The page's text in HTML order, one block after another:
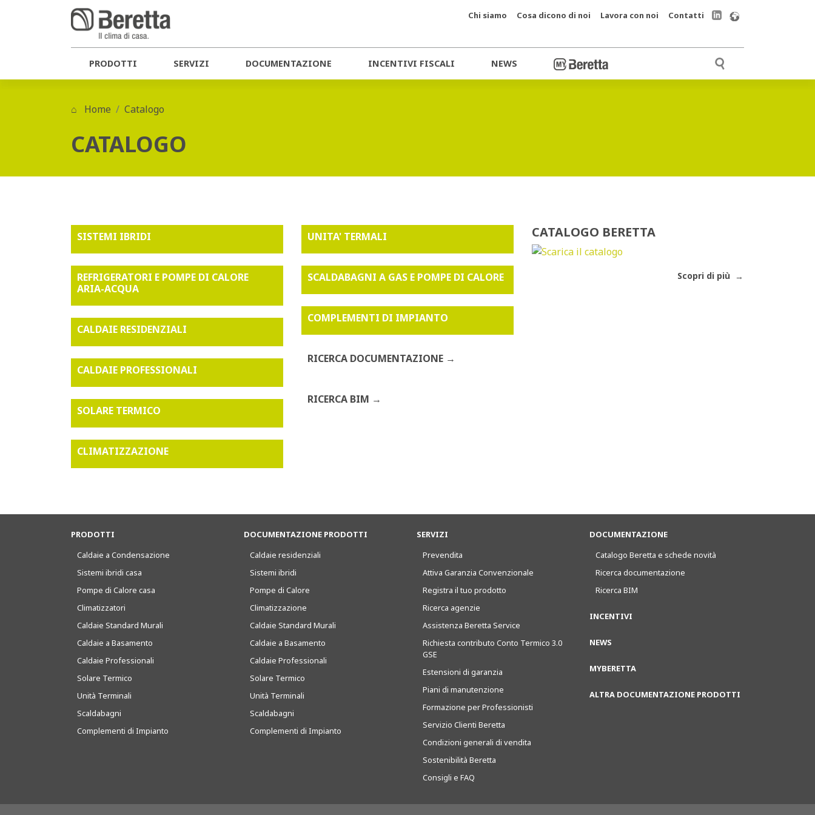
PRODOTTI SERVIZI DOCUMENTAZIONE INCENTIVI FISCALI NEWS
Chi siamo Cosa dicono di noi Lavora con noi Contatti
Home Catalogo
CATALOGO
SISTEMI IBRIDI
REFRIGERATORI E POMPE DI CALORE
ARIA-ACQUA
CALDAIE RESIDENZIALI
CALDAIE PROFESSIONALI
SOLARE TERMICO
CLIMATIZZAZIONE
UNITA' TERMALI
SCALDABAGNI A GAS E POMPE DI CALORE
COMPLEMENTI DI IMPIANTO
RICERCA DOCUMENTAZIONE
RICERCA BIM
CATALOGO BERETTA
Scopri di più
PRODOTTI
Caldaie a Condensazione
Sistemi ibridi casa
Pompe di Calore casa
Climatizzatori
Caldaie Standard Murali
Caldaie a Basamento
Caldaie Professionali
Solare Termico
Unità Terminali
Scaldabagni
Complementi di Impianto
DOCUMENTAZIONE PRODOTTI
Caldaie residenziali
Sistemi ibridi
Pompe di Calore
Climatizzazione
Caldaie Standard Murali
Caldaie a Basamento
Caldaie Professionali
Solare Termico
Unità Terminali
Scaldabagni
Complementi di Impianto
SERVIZI
Prevendita
Attiva Garanzia Convenzionale
Registra il tuo prodotto
Ricerca agenzie
Assistenza Beretta Service
Richiesta contributo Conto Termico 3.0
GSE
Estensioni di garanzia
Piani di manutenzione
Formazione per Professionisti
Servizio Clienti Beretta
Condizioni generali di vendita
Sostenibilità Beretta
Consigli e FAQ
DOCUMENTAZIONE
Catalogo Beretta e schede novità
Ricerca documentazione
Ricerca BIM
INCENTIVI
NEWS
MYBERETTA
ALTRA DOCUMENTAZIONE PRODOTTI